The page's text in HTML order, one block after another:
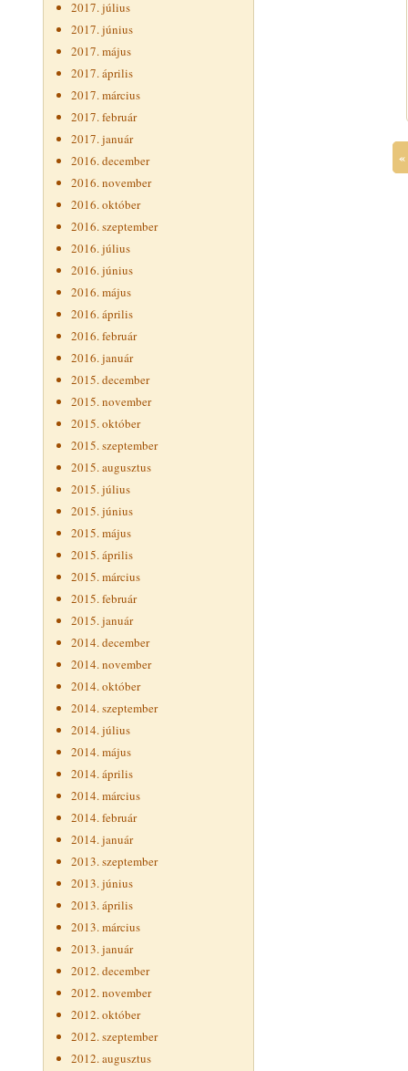
2017. július
2017. június
2017. május
2017. április
2017. március
2017. február
2017. január
2016. december
2016. november
2016. október
2016. szeptember
2016. július
2016. június
2016. május
2016. április
2016. február
2016. január
2015. december
2015. november
2015. október
2015. szeptember
2015. augusztus
2015. július
2015. június
2015. május
2015. április
2015. március
2015. február
2015. január
2014. december
2014. november
2014. október
2014. szeptember
2014. július
2014. május
2014. április
2014. március
2014. február
2014. január
2013. szeptember
2013. június
2013. április
2013. március
2013. január
2012. december
2012. november
2012. október
2012. szeptember
2012. augusztus
«